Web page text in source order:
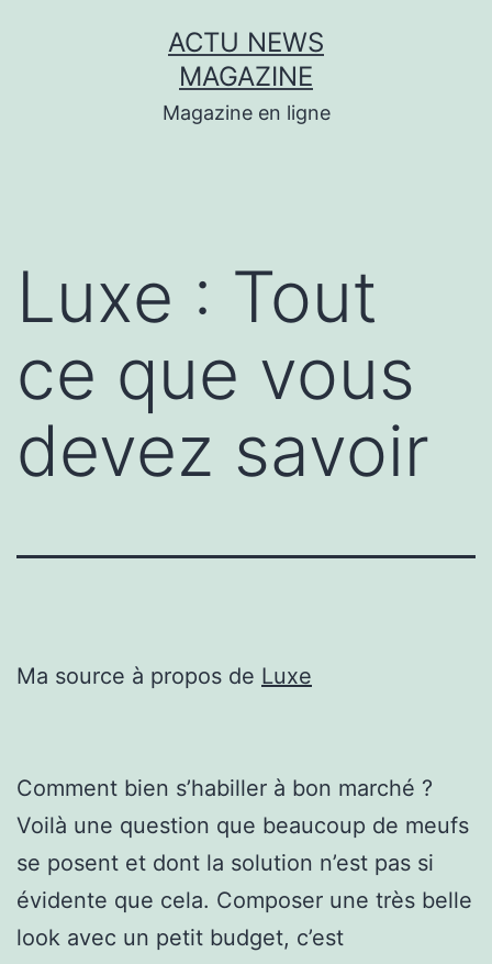
ACTU NEWS
MAGAZINE
Magazine en ligne
Luxe : Tout
ce que vous
devez savoir
Ma source à propos de Luxe
Comment bien s’habiller à bon marché ?
Voilà une question que beaucoup de meufs
se posent et dont la solution n’est pas si
évidente que cela. Composer une très belle
look avec un petit budget, c’est